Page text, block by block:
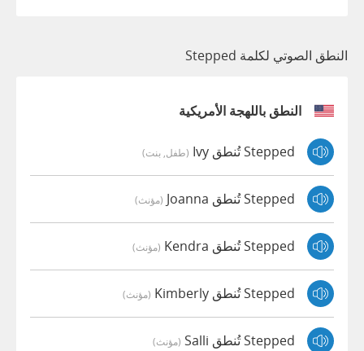
النطق الصوتي لكلمة Stepped
النطق باللهجة الأمريكية
Stepped تُنطق Ivy (طفل, بنت)
Stepped تُنطق Joanna (مؤنث)
Stepped تُنطق Kendra (مؤنث)
Stepped تُنطق Kimberly (مؤنث)
Stepped تُنطق Salli (مؤنث)